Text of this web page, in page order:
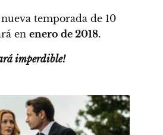
temporada de 10
en enero de 2018.
imperdible!